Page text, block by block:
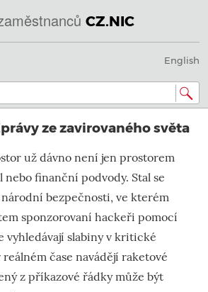
CZ.NIC
English
ze zavirovaného světa
už dávno není jen prostorem
nebo finanční podvody. Stal se
bezpečnosti, ve kterém
sponzorovaní hackeři pomocí
vyhledávají slabiny v kritické
čase navádějí raketové
z příkazové řádky může být